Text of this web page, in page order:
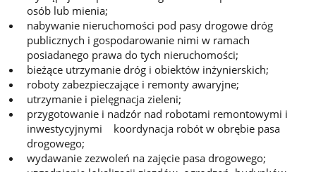
osób lub mienia;
nabywanie nieruchomości pod pasy drogowe dróg
publicznych i gospodarowanie nimi w ramach
posiadanego prawa do tych nieruchomości;
bieżące utrzymanie dróg i obiektów inżynierskich;
roboty zabezpieczające i remonty awaryjne;
utrzymanie i pielęgnacja zieleni;
przygotowanie i nadzór nad robotami remontowymi i
inwestycyjnymi koordynacja robót w obrębie pasa
drogowego;
wydawanie zezwoleń na zajęcie pasa drogowego;